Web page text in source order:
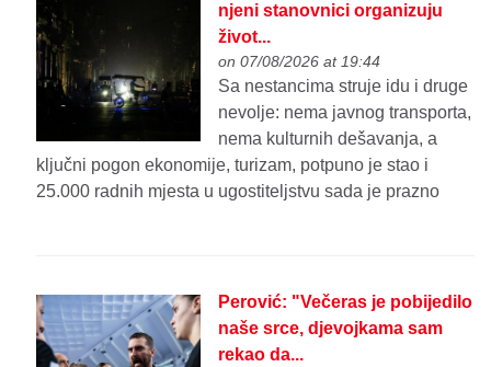
njeni stanovnici organizuju
život...
on 07/08/2026 at 19:44
Sa nestancima struje idu i druge
nevolje: nema javnog transporta,
nema kulturnih dešavanja, a
ključni pogon ekonomije, turizam, potpuno je stao i
25.000 radnih mjesta u ugostiteljstvu sada je prazno
Perović: "Večeras je pobijedilo
naše srce, djevojkama sam
rekao da...